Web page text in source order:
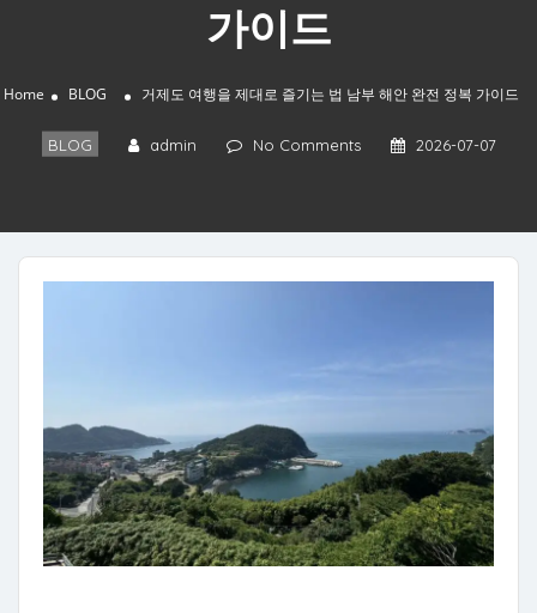
가이드
Home BLOG 거제도 여행을 제대로 즐기는 법 남부 해안 완전 정복 가이드
BLOG admin No Comments 2026-07-07